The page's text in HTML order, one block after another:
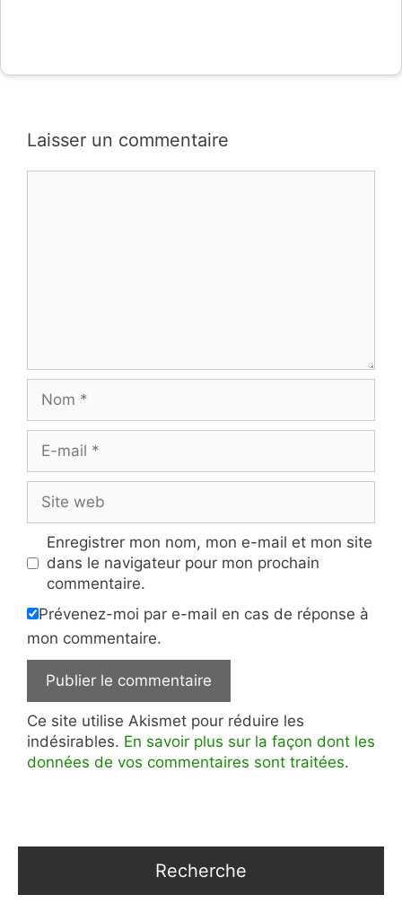
Laisser un commentaire
mail
web
Enregistrer mon nom, mon e-mail et mon site
dans le navigateur pour mon prochain
commentaire.
Prévenez-moi par e-mail en cas de réponse à
mon commentaire.
Ce site utilise Akismet pour réduire les
indésirables. En savoir plus sur la façon dont les
données de vos commentaires sont traitées.
Recherche